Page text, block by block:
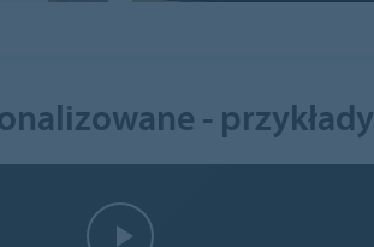
- przykłady